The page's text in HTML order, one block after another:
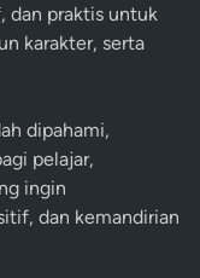
dan praktis untuk
karakter, serta
dipahami,
pelajar,
ingin
dan kemandirian